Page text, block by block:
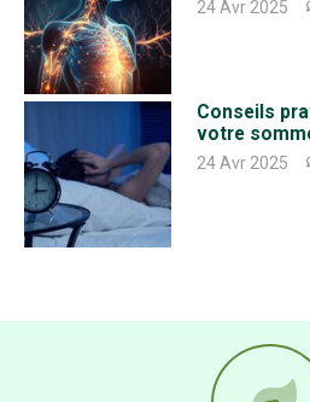
utation cellulaire – ce domaine a fait
d’études. Nous savons que la
Brassica peut contribuer à
associées à la mutation cellulaire.Le
capacité de protéger les cellules saines,
d’empêcher la mutation cellulaire,
puissantes propriétés
croissance des cellules saines.Santé
cardiovasculaires sont l’une des plus
monde, y compris l’hypertension
vieillissement des vaisseaux sanguins
pourquoi les études montrent
Puissant activateur d’antioxydants
même présente de puissantes
plus grands avantages est sa
24 Avr 2025
Conseils
votre
24 Avr 2025